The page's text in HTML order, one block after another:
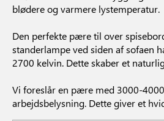
blødere og varmere lystemperatur.
Den perfekte pære til over
standerlampe ved siden af sofaen
2700 kelvin. Dette skaber et
Vi foreslår en pære med 3000-
arbejdsbelysning. Dette giver et